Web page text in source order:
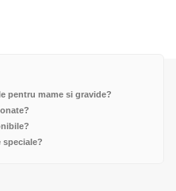
pentru mame si gravide?
speciale?